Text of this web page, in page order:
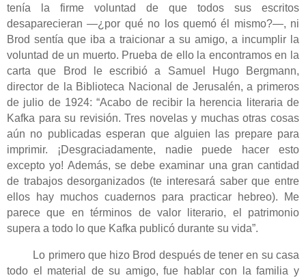
tenía la firme voluntad de que todos sus escritos
desaparecieran —¿por qué no los quemó él mismo?—, ni
Brod sentía que iba a traicionar a su amigo, a incumplir la
voluntad de un muerto. Prueba de ello la encontramos en la
carta que Brod le escribió a Samuel Hugo Bergmann,
director de la Biblioteca Nacional de Jerusalén, a primeros
de julio de 1924: “Acabo de recibir la herencia literaria de
Kafka para su revisión. Tres novelas y muchas otras cosas
aún no publicadas esperan que alguien las prepare para
imprimir. ¡Desgraciadamente, nadie puede hacer esto
excepto yo! Además, se debe examinar una gran cantidad
de trabajos desorganizados (te interesará saber que entre
ellos hay muchos cuadernos para practicar hebreo). Me
parece que en términos de valor literario, el patrimonio
supera a todo lo que Kafka publicó durante su vida”.
Lo primero que hizo Brod después de tener en su casa
todo el material de su amigo, fue hablar con la familia y